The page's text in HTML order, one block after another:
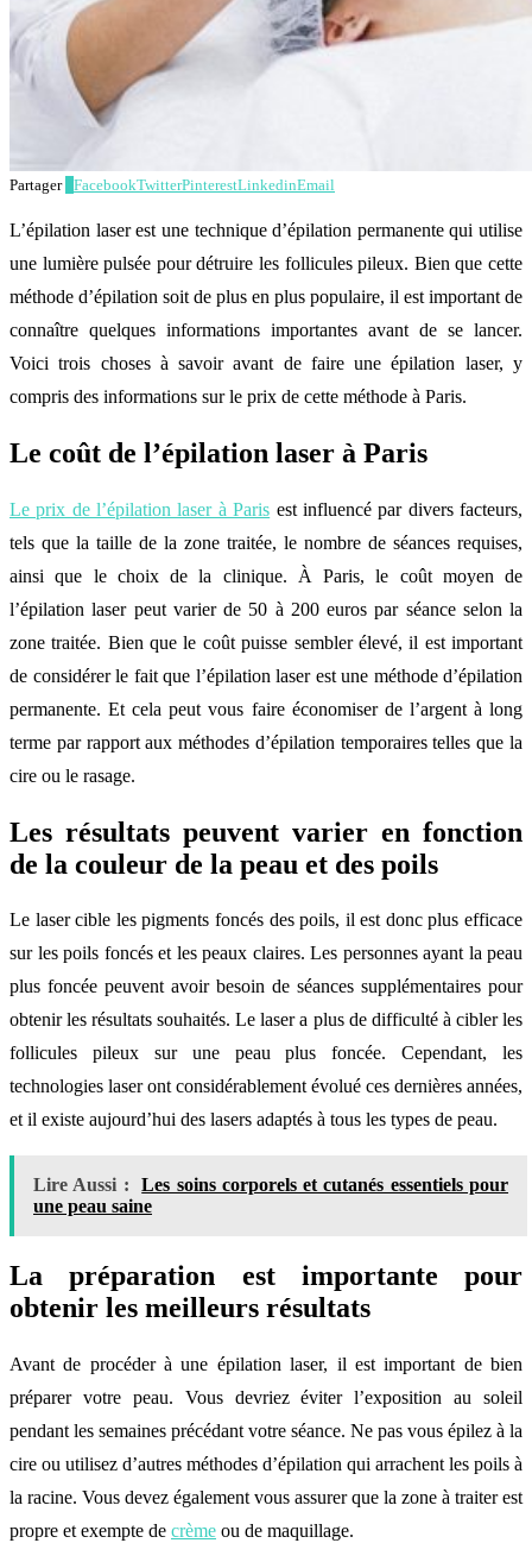
Partager FacebookTwitterPinterestLinkedinEmail
L’épilation laser est une technique d’épilation permanente qui utilise
une lumière pulsée pour détruire les follicules pileux. Bien que cette
méthode d’épilation soit de plus en plus populaire, il est important de
connaître quelques informations importantes avant de se lancer.
Voici trois choses à savoir avant de faire une épilation laser, y
compris des informations sur le prix de cette méthode à Paris.
Le coût de l’épilation laser à Paris
Le prix de l’épilation laser à Paris est influencé par divers facteurs,
tels que la taille de la zone traitée, le nombre de séances requises,
ainsi que le choix de la clinique. À Paris, le coût moyen de
l’épilation laser peut varier de 50 à 200 euros par séance selon la
zone traitée. Bien que le coût puisse sembler élevé, il est important
de considérer le fait que l’épilation laser est une méthode d’épilation
permanente. Et cela peut vous faire économiser de l’argent à long
terme par rapport aux méthodes d’épilation temporaires telles que la
cire ou le rasage.
Les résultats peuvent varier en fonction
de la couleur de la peau et des poils
Le laser cible les pigments foncés des poils, il est donc plus efficace
sur les poils foncés et les peaux claires. Les personnes ayant la peau
plus foncée peuvent avoir besoin de séances supplémentaires pour
obtenir les résultats souhaités. Le laser a plus de difficulté à cibler les
follicules pileux sur une peau plus foncée. Cependant, les
technologies laser ont considérablement évolué ces dernières années,
et il existe aujourd’hui des lasers adaptés à tous les types de peau.
Lire Aussi :
Les soins corporels et cutanés essentiels pour
une peau saine
La préparation est importante pour
obtenir les meilleurs résultats
Avant de procéder à une épilation laser, il est important de bien
préparer votre peau. Vous devriez éviter l’exposition au soleil
pendant les semaines précédant votre séance. Ne pas vous épilez à la
cire ou utilisez d’autres méthodes d’épilation qui arrachent les poils à
la racine. Vous devez également vous assurer que la zone à traiter est
propre et exempte de crème ou de maquillage.